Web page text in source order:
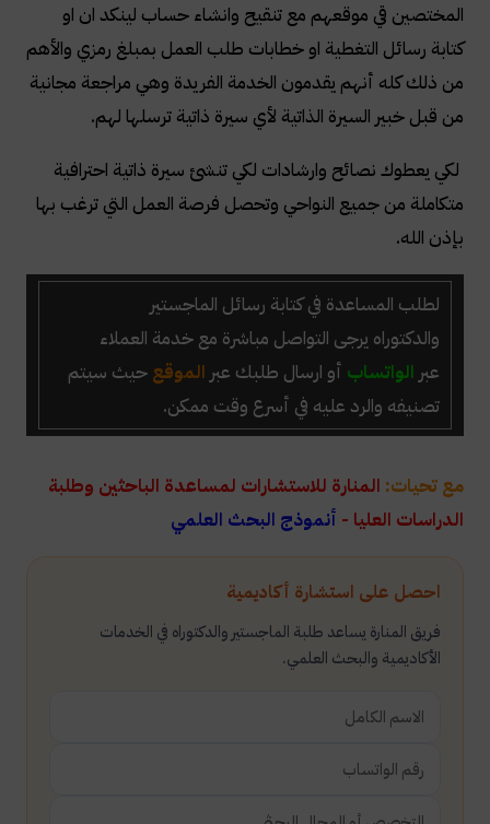
احصل على استشارة أكاديمية
فريق المنارة يساعد طلبة الماجستير والدكتوراه في الخدمات
الأكاديمية والبحث العلمي.
المختصين قي موقعهم مع تنقيح وانشاء حساب لينكد ان او
كتابة رسائل التغطية او خطابات طلب العمل بمبلغ رمزي والأهم
من ذلك كله أنهم يقدمون الخدمة الفريدة وهي مراجعة مجانية
من قبل خبير السيرة الذاتية لأي سيرة ذاتية ترسلها لهم.
لكي يعطوك نصائح وارشادات لكي تنشئ سيرة ذاتية احترافية
متكاملة من جميع النواحي وتحصل فرصة العمل التي ترغب بها
بإذن الله.
لطلب المساعدة في كتابة رسائل الماجستير
والدكتوراه يرجى التواصل مباشرة مع خدمة العملاء
عبر الواتساب أو ارسال طلبك عبر الموقع حيث سيتم
تصنيفه والرد عليه في أسرع وقت ممكن.
مع تحيات: المنارة للاستشارات لمساعدة الباحثين وطلبة
الدراسات العليا - أنموذج البحث العلمي